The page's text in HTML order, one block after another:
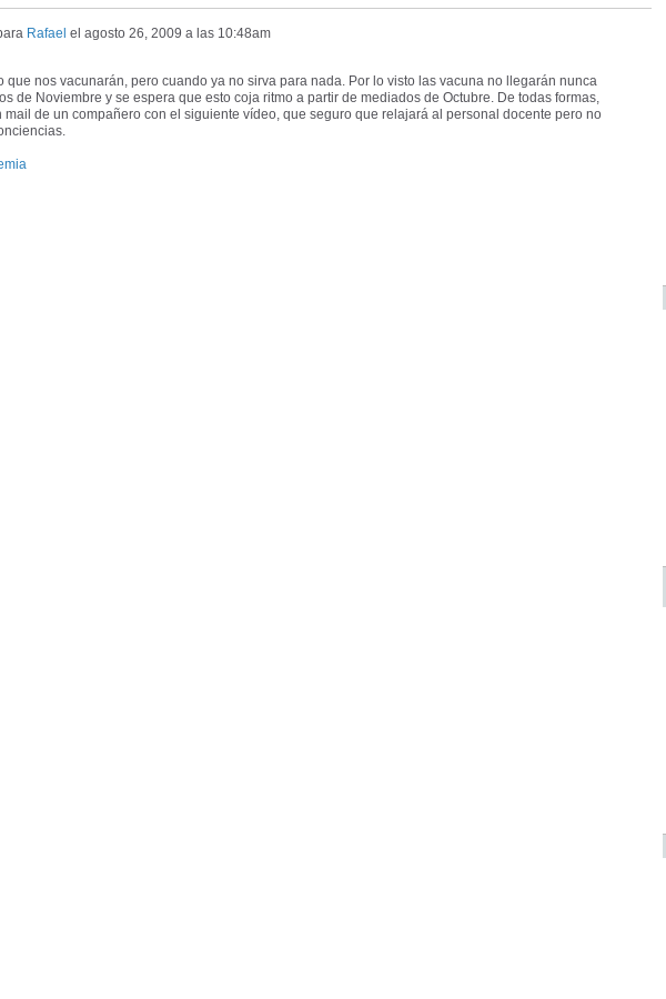
Rafael el agosto 26, 2009 a las 10:48am
que nos vacunarán, pero cuando ya no sirva para nada. Por lo visto las vacuna no llegarán nunca
de Noviembre y se espera que esto coja ritmo a partir de mediados de Octubre. De todas formas,
mail de un compañero con el siguiente vídeo, que seguro que relajará al personal docente pero no